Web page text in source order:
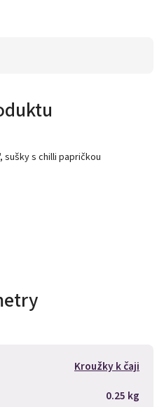
sušky s chilli papričkou
Kroužky k čaji
0.25 kg